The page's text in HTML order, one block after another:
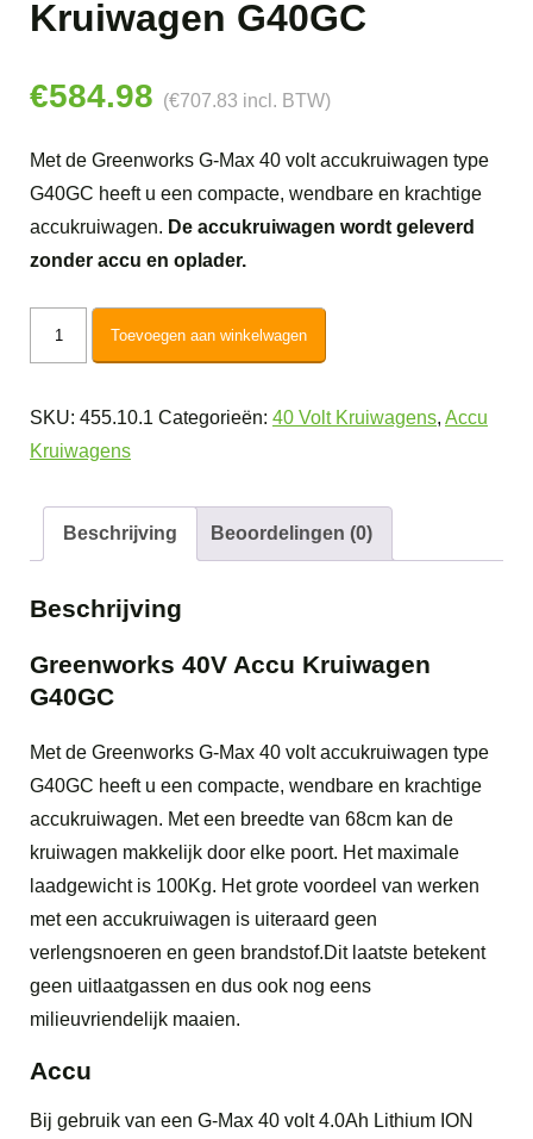
Kruiwagen G40GC
€584.98 (€707.83 incl. BTW)
Met de Greenworks G-Max 40 volt accukruiwagen type
G40GC heeft u een compacte, wendbare en krachtige
accukruiwagen. De accukruiwagen wordt geleverd
zonder accu en oplader.
Kruiwagen
G40GC
Toevoegen aan winkelwagen
SKU: 455.10.1 Categorieën: 40 Volt Kruiwagens, Accu
Kruiwagens
Beschrijving Beoordelingen (0)
Beschrijving
Greenworks 40V Accu Kruiwagen
G40GC
Met de Greenworks G-Max 40 volt accukruiwagen type
G40GC heeft u een compacte, wendbare en krachtige
accukruiwagen. Met een breedte van 68cm kan de
kruiwagen makkelijk door elke poort. Het maximale
laadgewicht is 100Kg. Het grote voordeel van werken
met een accukruiwagen is uiteraard geen
verlengsnoeren en geen brandstof.Dit laatste betekent
geen uitlaatgassen en dus ook nog eens
milieuvriendelijk maaien.
Accu
Bij gebruik van een G-Max 40 volt 4.0Ah Lithium ION